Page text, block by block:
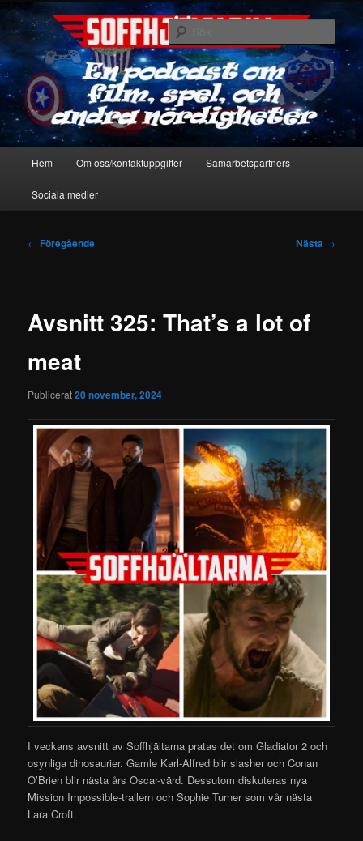
Hoppa
primärt
innehållSoffhjältarna
En podcast om film, spel & andra nördigheter
Sök
Hem Om oss/kontaktuppgifter Samarbetspartners
Sociala medier
Inläggsnavigering
← Föregående Nästa →
Avsnitt 325: That’s a lot of
meat
Publicerat20 november, 2024
I veckans avsnitt av Soffhjältarna pratas det om Gladiator 2 och
osynliga dinosaurier. Gamle Karl-Alfred blir slasher och Conan
O’Brien blir nästa års Oscar-värd. Dessutom diskuteras nya
Mission Impossible-trailern och Sophie Turner som vår nästa
Lara Croft.